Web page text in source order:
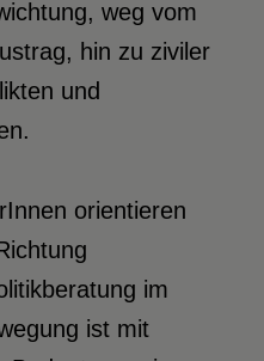
weg vom
hin zu ziviler
und
orientieren
im
ist mit